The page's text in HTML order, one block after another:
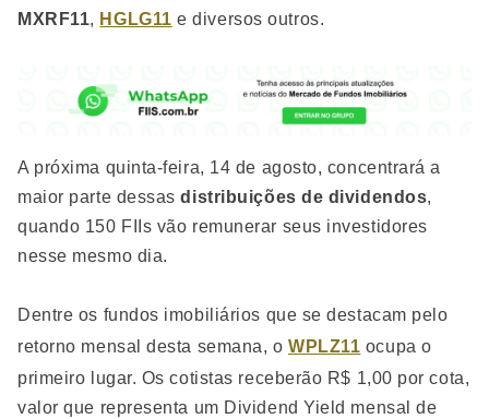
MXRF11, HGLG11 e diversos outros.
A próxima quinta-feira, 14 de agosto, concentrará a
maior parte dessasdistribuições de dividendos,
quando 150 FIIs vão remunerar seus investidores
nesse mesmo dia.
Dentre os fundos imobiliários que se destacam pelo
retorno mensal desta semana, oWPLZ11 ocupa o
primeiro lugar. Os cotistas receberão R$ 1,00 por cota,
valor que representa um Dividend Yield mensal de